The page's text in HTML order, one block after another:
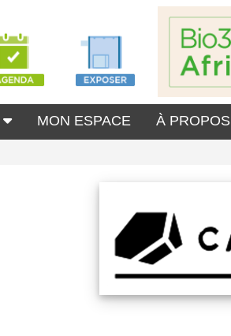
MON ESPACE À PROPOS